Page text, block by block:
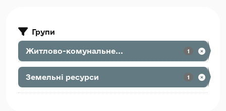
Групи
Житлово-комунальне... 1
Земельні ресурси 1